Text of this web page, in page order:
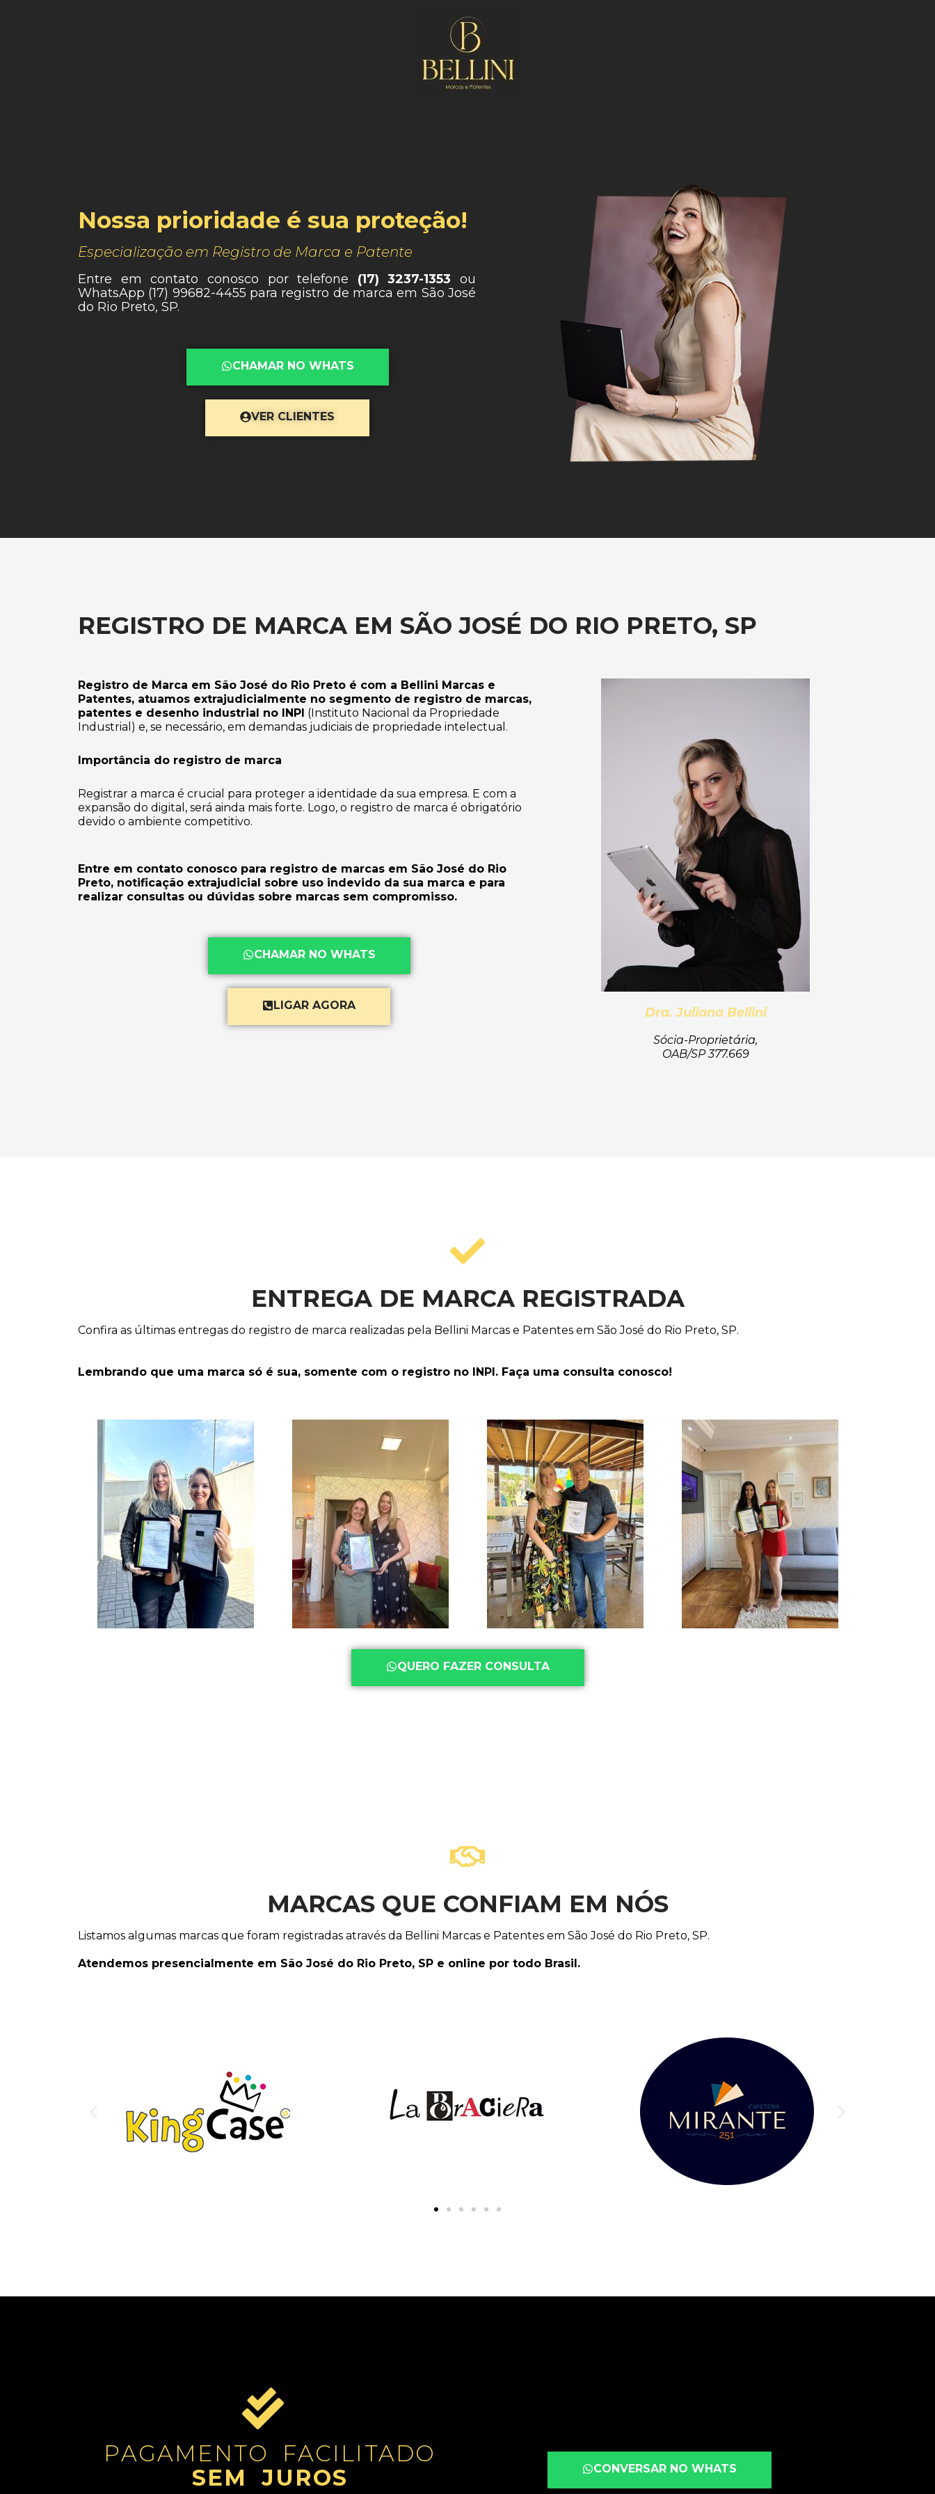
Nossa prioridade é sua proteção!
Especialização em Registro de Marca e Patente
Entre em contato conosco por telefone (17) 3237-1353 ou
WhatsApp (17) 99682-4455 para registro de marca em São José
do Rio Preto, SP.
CHAMAR NO WHATS
VER CLIENTES
REGISTRO DE MARCA EM SÃO JOSÉ DO RIO PRETO, SP
Registro de Marca em São José do Rio Preto é com a Bellini Marcas e
Patentes, atuamos extrajudicialmente no segmento de registro de marcas,
patentes e desenho industrial no INPI (Instituto Nacional da Propriedade
Industrial) e, se necessário, em demandas judiciais de propriedade intelectual.
Importância do registro de marca
Registrar a marca é crucial para proteger a identidade da sua empresa. E com a
expansão do digital, será ainda mais forte. Logo, o registro de marca é obrigatório
devido o ambiente competitivo.
Entre em contato conosco para registro de marcas em São José do Rio
Preto, notificação extrajudicial sobre uso indevido da sua marca e para
realizar consultas ou dúvidas sobre marcas sem compromisso.
CHAMAR NO WHATS
LIGAR AGORA Dra. Juliana Bellini
Sócia-Proprietária,
OAB/SP 377.669
ENTREGA DE MARCA REGISTRADA
Confira as últimas entregas do registro de marca realizadas pela Bellini Marcas e Patentes em São José do Rio Preto, SP.
Lembrando que uma marca só é sua, somente com o registro no INPI. Faça uma consulta conosco!
QUERO FAZER CONSULTA
MARCAS QUE CONFIAM EM NÓS
Listamos algumas marcas que foram registradas através da Bellini Marcas e Patentes em São José do Rio Preto, SP.
Atendemos presencialmente em São José do Rio Preto, SP e online por todo Brasil.
PAGAMENTO FACILITADO
SEM JUROS
CONVERSAR NO WHATS